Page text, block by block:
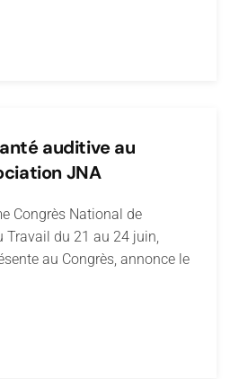
auditive au
JNA
Congrès National de
Travail du 21 au 24 juin,
au Congrès, annonce le